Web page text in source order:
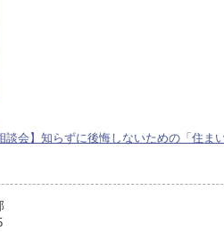
談会】知らずに後悔しないための「住ま